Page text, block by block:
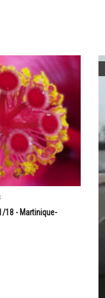
18 - Martinique-